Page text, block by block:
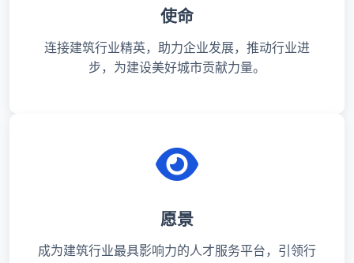
使命
连接建筑行业精英，助力企业发展，推动行业进
步，为建设美好城市贡献力量。
愿景
成为建筑行业最具影响力的人才服务平台，引领行